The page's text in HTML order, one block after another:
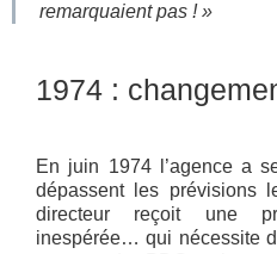
remarquaient pas ! »
1974 :
En juin 1974 l’agence a
dépassent les prévisions
directeur reçoit une
inespérée… qui nécessite